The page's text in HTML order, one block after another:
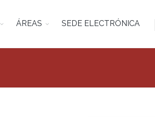
ÁREAS SEDE ELECTRÓNICA